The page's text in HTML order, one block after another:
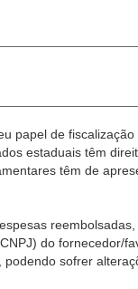
papel de
estaduais têm
têm de
do fornecedor/
sofrer